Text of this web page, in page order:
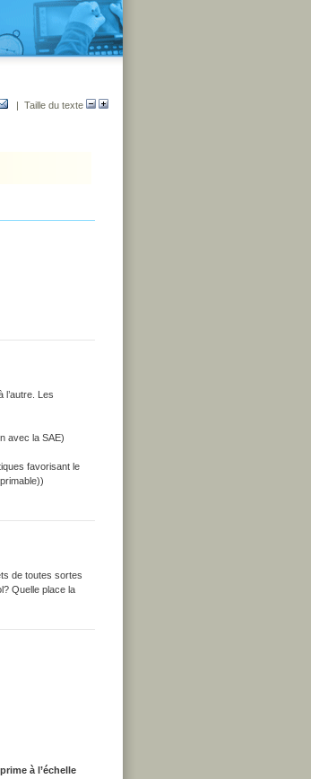
| Taille du texte
Les
avec la SAE)
favorisant le
de toutes sortes
Quelle place la
à l’échelle